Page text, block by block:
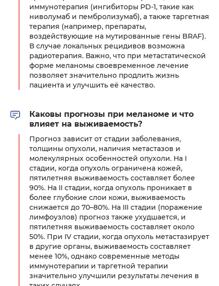
иммунотерапия (ингибиторы PD-1, такие как
ниволумаб и пембролизумаб), а также таргетная
терапия (например, препараты,
воздействующие на мутированные гены BRAF).
В случае локальных рецидивов возможна
радиотерапия. Важно, что при метастатической
форме меланомы своевременное лечение
позволяет значительно продлить жизнь
пациента и улучшить её качество.
Каковы прогнозы при меланоме и что
влияет на выживаемость?
Прогноз зависит от стадии заболевания,
толщины опухоли, наличия метастазов и
молекулярных особенностей опухоли. На I
стадии, когда опухоль ограничена кожей,
пятилетняя выживаемость составляет более
90%. На II стадии, когда опухоль проникает в
более глубокие слои кожи, выживаемость
снижается до 70–80%. На III стадии (поражение
лимфоузлов) прогноз также ухудшается, и
пятилетняя выживаемость составляет около
50%. При IV стадии, когда опухоль метастазирует
в другие органы, выживаемость составляет
менее 10%, однако современные методы
иммунотерапии и таргетной терапии
значительно улучшили результаты лечения в